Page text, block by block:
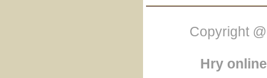
Copyright
Hry online